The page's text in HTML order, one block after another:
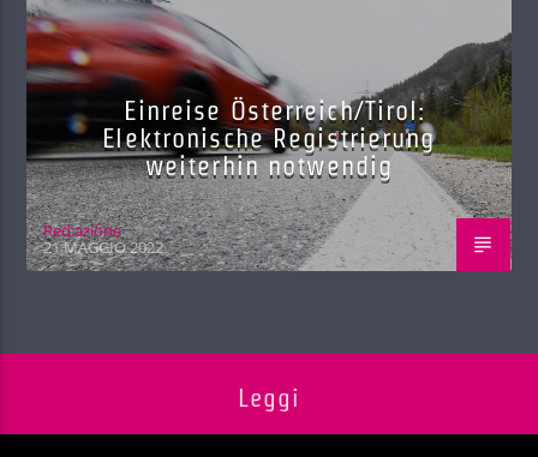
Einreise Österreich/Tirol:
Elektronische Registrierung
weiterhin notwendig
Red.azione
21 MAGGIO 2022
Leggi